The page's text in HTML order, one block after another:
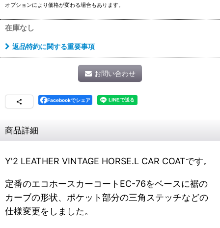
オプションにより価格が変わる場合もあります。
在庫なし
返品特約に関する重要事項
お問い合わせ
Facebookでシェア
商品詳細
Y'2 LEATHER VINTAGE HORSE.L CAR COATです。
定番のエコホースカーコートEC-76をベースに裾の
カーブの形状、ポケット部分の三角ステッチなどの
仕様変更をしました。